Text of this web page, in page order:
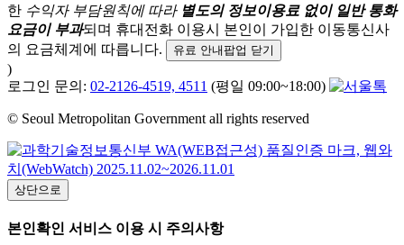
한 수익자 부담원칙에 따라 별도의 정보이용료 없이 일반 통화
요금이 부과되며 휴대전화 이용시 본인이 가입한 이동통신사
의 요금체계에 따릅니다.
유료 안내팝업 닫기
)
로그인 문의: 02-2126-4519, 4511 (평일 09:00~18:00)
© Seoul Metropolitan Government all rights reserved
상단으로
본인확인 서비스 이용 시 주의사항